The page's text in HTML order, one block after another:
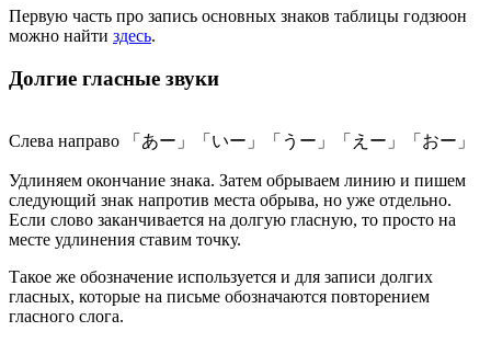
Первую часть про запись основных знаков таблицы годзюон
можно найти здесь.
Долгие гласные звуки
Слева направо 「あー」「いー」「うー」「えー」「おー」
Удлиняем окончание знака. Затем обрываем линию и пишем
следующий знак напротив места обрыва, но уже отдельно.
Если слово заканчивается на долгую гласную, то просто на
месте удлинения ставим точку.
Такое же обозначение используется и для записи долгих
гласных, которые на письме обозначаются повторением
гласного слога.